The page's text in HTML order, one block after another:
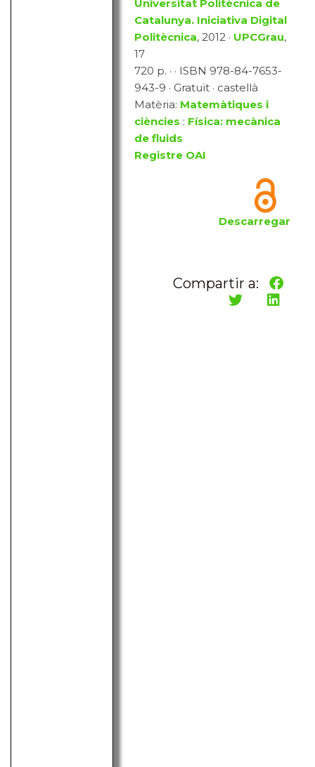
Universitat Politècnica de
Catalunya. Iniciativa Digital
Politècnica, 2012 · UPCGrau,
17
720 p. · · ISBN 978-84-7653-
943-9 · Gratuït · castellà
Matèria: Matemàtiques i
ciències : Física: mecànica
de fluids
Registre OAI
Descarregar
Compartir a: